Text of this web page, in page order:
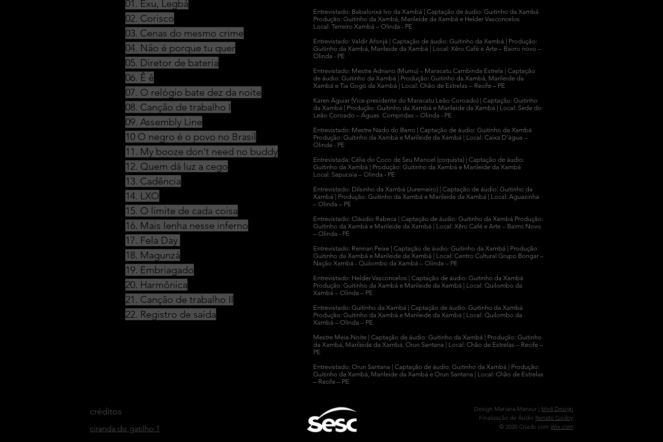
01. Exu, Legbá
02. Corisco
03. Cenas do mesmo crime
04. Não é porque tu quer
05. Diretor de bateria
06. Ê ê
07. O relógio bate dez da noite
08. Canção de trabalho I
09. Assembly Line
10 O negro é o povo no Brasil
11. My booze don't need no buddy
12. Quem dá luz a cego
13. Cadência
14. LXO
15. O limite de cada coisa
16. Mais lenha nesse inferno
17. Fela Day
18. Magunzá
19. Embriagado
20. Harmônica
21. Canção de trabalho II
22. Registro de saída
Entrevistado: Babalorixá Ivo da Xambá | Captação de áudio: Guitinho da Xambá
Produção: Guitinho da Xambá, Marileide da Xambá e Helder Vasconcelos
Local: Terreiro Xambá – Olinda - PE
Entrevistado: Valdir Afonjá | Captação de áudio: Guitinho da Xambá | Produção:
Guitinho da Xambá, Marileide da Xambá | Local: Xêro Café e Arte – Bairro novo –
Olinda - PE
Entrevistado: Mestre Adriano (Mumu) – Maracatu Cambinda Estrela | Captação
de áudio: Guitinho da Xambá | Produção: Guitinho da Xambá, Marileide da
Xambá e Tia Gogó da Xambá | Local: Chão de Estrelas – Recife – PE
Karen Aguiar (Vice-presidente do Maracatu Leão Coroado) | Captação: Guitinho
da Xambá | Produção: Guitinho da Xambá e Marileide da Xambá | Local: Sede do
Leão Coroado – Águas Compridas – Olinda - PE
Entrevistado: Mestre Nado do Barro | Captação de áudio: Guitinho da Xambá
Produção: Guitinho da Xambá e Marileide da Xambá | Local: Caixa D’água –
Olinda - PE
Entrevistada: Célia do Coco de Seu Manoel (coquista) | Captação de áudio:
Guitinho da Xambá | Produção: Guitinho da Xambá e Marileide da Xambá
Local: Sapucaia – Olinda - PE
Entrevistado: Dilsinho da Xambá (Juremeiro) | Captação de áudio: Guitinho da
Xambá | Produção: Guitinho da Xambá e Marileide da Xambá | Local: Aguazinha
– Olinda – PE
Entrevistado: Cláudio Rabeca | Captação de áudio: Guitinho da Xambá Produção:
Guitinho da Xambá e Marileide da Xambá | Local: Xêro Café e Arte – Bairro Novo
– Olinda - PE
Entrevistado: Rennan Peixe | Captação de áudio: Guitinho da Xambá | Produção:
Guitinho da Xambá e Marileide da Xambá | Local: Centro Cultural Grupo Bongar –
Nação Xambá - Quilombo da Xambá – Olinda – PE
Entrevistado: Helder Vasconcelos | Captação de áudio: Guitinho da Xambá
Produção: Guitinho da Xambá e Marileide da Xambá | Local: Quilombo da
Xambá – Olinda – PE
Entrevistado: Guitinho da Xambá | Captação de áudio: Guitinho da Xambá
Produção: Guitinho da Xambá e Marileide da Xambá | Local: Quilombo da
Xambá – Olinda – PE
Mestre Meia-Noite | Captação de áudio: Guitinho da Xambá | Produção: Guitinho
da Xambá, Marileide da Xambá, Orun Santana | Local: Chão de Estrelas – Recife –
PE
Entrevistado: Orun Santana | Captação de áudio: Guitinho da Xambá | Produção:
Guitinho da Xambá, Marileide da Xambá e Orun Santana | Local: Chão de Estrelas
– Recife – PE
créditos
ciranda do gatilho 1
Design Mariana Mansur | Mirã Design
Finalização de Áudio Renato Godoy
© 2020 Criado com Wix.com